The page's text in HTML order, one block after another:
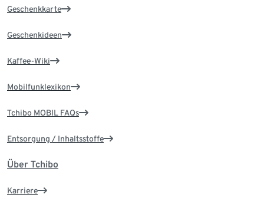
Geschenkkarte
Geschenkideen
Kaffee-Wiki
Mobilfunklexikon
Tchibo MOBIL FAQs
Entsorgung / Inhaltsstoffe
Über Tchibo
Karriere